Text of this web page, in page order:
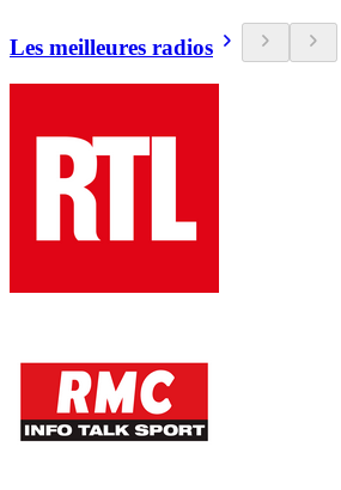
Les meilleures radios